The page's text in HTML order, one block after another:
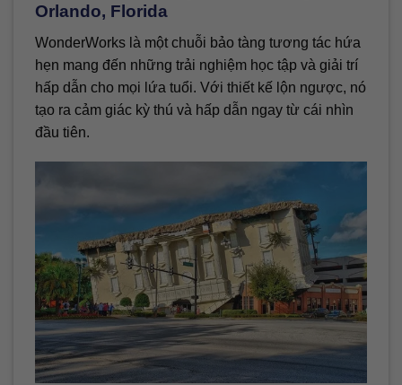
Orlando, Florida
WonderWorks là một chuỗi bảo tàng tương tác hứa
hẹn mang đến những trải nghiệm học tập và giải trí
hấp dẫn cho mọi lứa tuổi. Với thiết kế lộn ngược, nó
tạo ra cảm giác kỳ thú và hấp dẫn ngay từ cái nhìn
đầu tiên.